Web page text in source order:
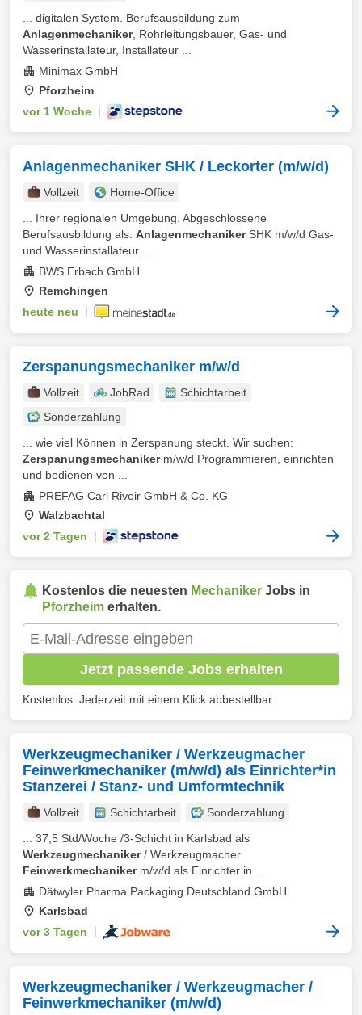
... digitalen System. Berufsausbildung zum
Anlagenmechaniker, Rohrleitungsbauer, Gas- und
Wasserinstallateur, Installateur ...
Minimax GmbH
Pforzheim
vor 1 Woche
Anlagenmechaniker SHK / Leckorter (m/w/d)
Vollzeit
Home-Office
... Ihrer regionalen Umgebung. Abgeschlossene
Berufsausbildung als: AnlagenmechanikerSHK m/w/d Gas-
und Wasserinstallateur ...
BWS Erbach GmbH
Remchingen
heute neu
Zerspanungsmechaniker m/w/d
Vollzeit JobRad
Schichtarbeit
Sonderzahlung
... wie viel Können in Zerspanung steckt. Wir suchen:
Zerspanungsmechanikerm/w/d Programmieren, einrichten
und bedienen von ...
PREFAG Carl Rivoir GmbH & Co. KG
Walzbachtal
vor 2 Tagen
Kostenlos die neuesten Mechaniker Jobs in
Pforzheim erhalten.
Jetzt passende Jobs erhalten
Kostenlos. Jederzeit mit einem Klick abbestellbar.
Werkzeugmechaniker / Werkzeugmacher
Feinwerkmechaniker (m/w/d) als Einrichter*in
Stanzerei / Stanz- und Umformtechnik
Vollzeit Schichtarbeit
Sonderzahlung
... 37,5 Std/Woche /3-Schicht in Karlsbad als
Werkzeugmechaniker/ Werkzeugmacher
Feinwerkmechanikerm/w/d als Einrichter in ...
Dätwyler Pharma Packaging Deutschland GmbH
Karlsbad
vor 3 Tagen
Werkzeugmechaniker / Werkzeugmacher /
Feinwerkmechaniker (m/w/d)